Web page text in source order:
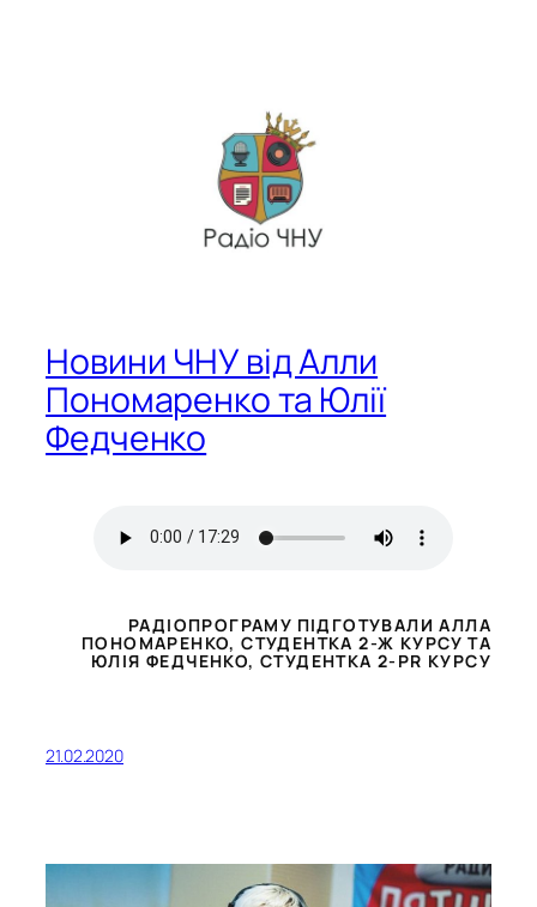
Новини ЧНУ від Алли
Пономаренко та Юлії
Федченко
РАДІОПРОГРАМУ ПІДГОТУВАЛИАЛЛА
ПОНОМАРЕНКО, СТУДЕНТКА 2-Ж КУРСУ ТА
ЮЛІЯ ФЕДЧЕНКО, СТУДЕНТКА 2-PR КУРСУ
21.02.2020